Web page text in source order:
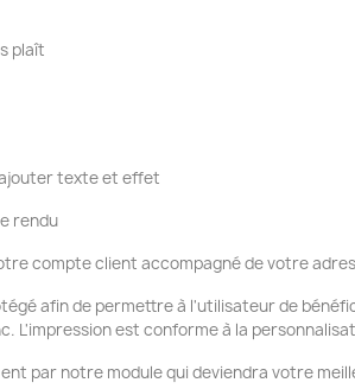
plaît
texte et effet
rendu
compte client accompagné de votre
afin de permettre à l'utilisateur de
L'impression est conforme à la
par notre module qui deviendra votre